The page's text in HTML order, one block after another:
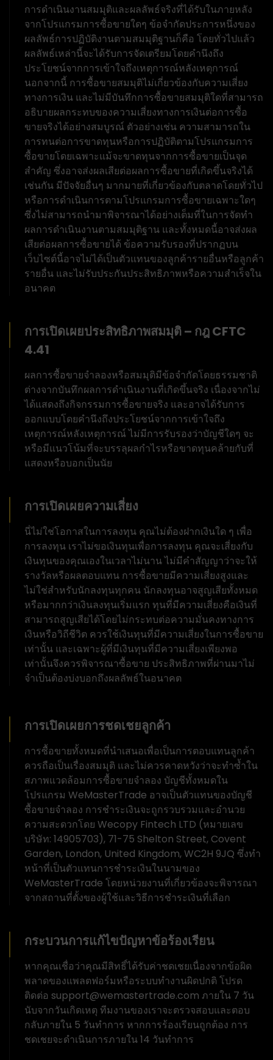
การดำเนินงานสมมุติและผลลัพธ์จริงที่ได้รับในภายหลัง
จากโปรแกรมการซื้อขายใดๆ ข้อจำกัดประการหนึ่งของ
ผลลัพธ์การปฏิบัติงานตามสมมุติฐานก็คือ โดยทั่วไปแล้ว
ผลลัพธ์เหล่านี้จะได้รับการจัดเตรียมโดยคำนึงถึง
ประโยชน์จากการเข้าใจถึงเหตุการณ์หลังเหตุการณ์
นอกจากนี้ การซื้อขายสมมุติไม่เกี่ยวข้องกับความเสี่ยง
ทางการเงิน และไม่มีบันทึกการซื้อขายสมมุติใดที่สามารถ
อธิบายผลกระทบของความเสี่ยงทางการเงินต่อการซื้อ
ขายจริงได้อย่างสมบูรณ์ ตัวอย่างเช่น ความสามารถใน
การทนต่อการขาดทุนหรือการปฏิบัติตามโปรแกรมการ
ซื้อขายโดยเฉพาะแม้จะขาดทุนจากการซื้อขายเป็นจุด
สำคัญ ซึ่งอาจส่งผลเสียต่อผลการซื้อขายที่เกิดขึ้นจริงได้
เช่นกัน มีปัจจัยอื่นๆ มากมายที่เกี่ยวข้องกับตลาดโดยทั่วไป
หรือการดำเนินการตามโปรแกรมการซื้อขายเฉพาะใดๆ
ซึ่งไม่สามารถนำมาพิจารณาได้อย่างเต็มที่ในการจัดทำ
ผลการดำเนินงานตามสมมุติฐาน และทั้งหมดนี้อาจส่งผล
เสียต่อผลการซื้อขายได้ ข้อความรับรองที่ปรากฏบน
เว็บไซต์นี้อาจไม่ได้เป็นตัวแทนของลูกค้ารายอื่นหรือลูกค้า
รายอื่น และไม่รับประกันประสิทธิภาพหรือความสำเร็จใน
อนาคต
การเปิดเผยประสิทธิภาพสมมุติ – กฎ CFTC
4.41
ผลการซื้อขายจำลองหรือสมมุติมีข้อจำกัดโดยธรรมชาติ
ต่างจากบันทึกผลการดำเนินงานที่เกิดขึ้นจริง เนื่องจากไม่
ได้แสดงถึงกิจกรรมการซื้อขายจริง และอาจได้รับการ
ออกแบบโดยคำนึงถึงประโยชน์จากการเข้าใจถึง
เหตุการณ์หลังเหตุการณ์ ไม่มีการรับรองว่าบัญชีใดๆ จะ
หรือมีแนวโน้มที่จะบรรลุผลกำไรหรือขาดทุนคล้ายกับที่
แสดงหรือบอกเป็นนัย
การเปิดเผยความเสี่ยง
นี่ไม่ใช่โอกาสในการลงทุน คุณไม่ต้องฝากเงินใด ๆ เพื่อ
การลงทุน เราไม่ขอเงินทุนเพื่อการลงทุน คุณจะเสี่ยงกับ
เงินทุนของคุณเองในเวลาไม่นาน ไม่มีคำสัญญาว่าจะให้
รางวัลหรือผลตอบแทน การซื้อขายมีความเสี่ยงสูงและ
ไม่ใช่สำหรับนักลงทุนทุกคน นักลงทุนอาจสูญเสียทั้งหมด
หรือมากกว่าเงินลงทุนเริ่มแรก ทุนที่มีความเสี่ยงคือเงินที่
สามารถสูญเสียได้โดยไม่กระทบต่อความมั่นคงทางการ
เงินหรือวิถีชีวิต ควรใช้เงินทุนที่มีความเสี่ยงในการซื้อขาย
เท่านั้น และเฉพาะผู้ที่มีเงินทุนที่มีความเสี่ยงเพียงพอ
เท่านั้นจึงควรพิจารณาซื้อขาย ประสิทธิภาพที่ผ่านมาไม่
จำเป็นต้องบ่งบอกถึงผลลัพธ์ในอนาคต
การเปิดเผยการชดเชยลูกค้า
การซื้อขายทั้งหมดที่นำเสนอเพื่อเป็นการตอบแทนลูกค้า
ควรถือเป็นเรื่องสมมุติ และไม่ควรคาดหวังว่าจะทำซ้ำใน
สภาพแวดล้อมการซื้อขายจำลอง บัญชีทั้งหมดใน
โปรแกรม WeMasterTrade อาจเป็นตัวแทนของบัญชี
ซื้อขายจำลอง การชำระเงินจะถูกรวบรวมและอำนวย
ความสะดวกโดย Wecopy Fintech LTD (หมายเลข
บริษัท: 14905703), 71-75 Shelton Street, Covent
Garden, London, United Kingdom, WC2H 9JQ ซึ่งทำ
หน้าที่เป็นตัวแทนการชำระเงินในนามของ
WeMasterTrade โดยหน่วยงานที่เกี่ยวข้องจะพิจารณา
จากสถานที่ตั้งของผู้ใช้และวิธีการชำระเงินที่เลือก
กระบวนการแก้ไขปัญหาข้อร้องเรียน
หากคุณเชื่อว่าคุณมีสิทธิ์ได้รับค่าชดเชยเนื่องจากข้อผิด
พลาดของแพลตฟอร์มหรือระบบทำงานผิดปกติ โปรด
ติดต่อ support@wemastertrade.com ภายใน 7 วัน
นับจากวันเกิดเหตุ ทีมงานของเราจะตรวจสอบและตอบ
กลับภายใน 5 วันทำการ หากการร้องเรียนถูกต้อง การ
ชดเชยจะดำเนินการภายใน 14 วันทำการ